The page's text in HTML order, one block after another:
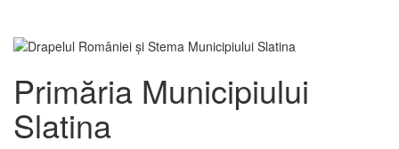
Primăria Municipiului
Slatina